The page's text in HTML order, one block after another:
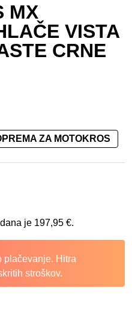
MX
VISTA
CRNE
ZA MOTOKROS
219,95 €.
je 197,95 €.
plačevanje. Hitra
stroškov.